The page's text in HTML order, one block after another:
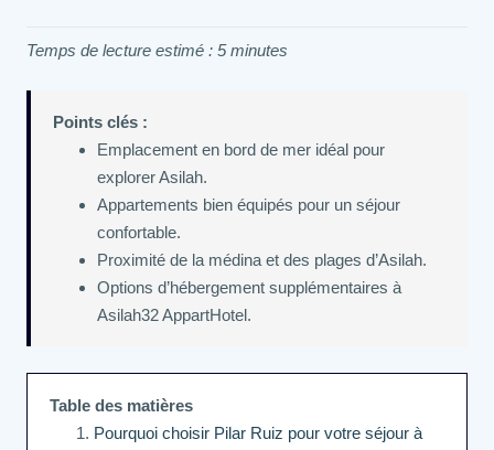
Temps de lecture estimé : 5 minutes
Points clés :
Emplacement en bord de mer idéal pour
explorer Asilah.
Appartements bien équipés pour un séjour
confortable.
Proximité de la médina et des plages d’Asilah.
Options d’hébergement supplémentaires à
Asilah32 AppartHotel.
Table des matières
Pourquoi choisir Pilar Ruiz pour votre séjour à